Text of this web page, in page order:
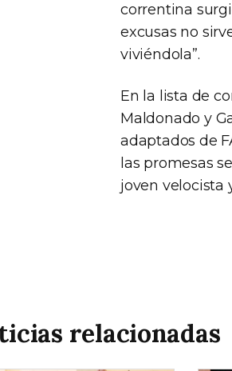
correntina
excusas no
viviéndola”.
En la lista de
Maldonado y
adaptados de
las promesas
joven velocista
relacionadas